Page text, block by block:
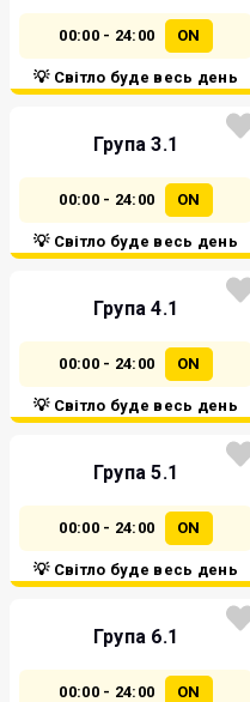
00:00 - 24:00 ON
💡 Світло буде весь день
Група 3.1
00:00 - 24:00 ON
💡 Світло буде весь день
Група 4.1
00:00 - 24:00 ON
💡 Світло буде весь день
Група 5.1
00:00 - 24:00 ON
💡 Світло буде весь день
Група 6.1
00:00 - 24:00 ON